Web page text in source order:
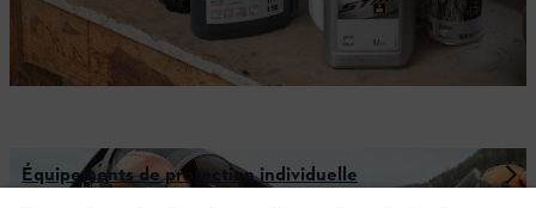
Équipements de protection individuelle